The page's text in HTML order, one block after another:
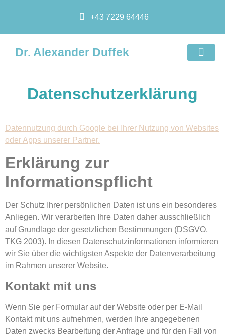
+43 7229 64446
Dr. Alexander Duffek
Datenschutzerklärung
Datennutzung durch Google bei Ihrer Nutzung von Websites
oder Apps unserer Partner.
Erklärung zur
Informationspflicht
Der Schutz Ihrer persönlichen Daten ist uns ein besonderes
Anliegen. Wir verarbeiten Ihre Daten daher ausschließlich
auf Grundlage der gesetzlichen Bestimmungen (DSGVO,
TKG 2003). In diesen Datenschutzinformationen informieren
wir Sie über die wichtigsten Aspekte der Datenverarbeitung
im Rahmen unserer Website.
Kontakt mit uns
Wenn Sie per Formular auf der Website oder per E-Mail
Kontakt mit uns aufnehmen, werden Ihre angegebenen
Daten zwecks Bearbeitung der Anfrage und für den Fall von